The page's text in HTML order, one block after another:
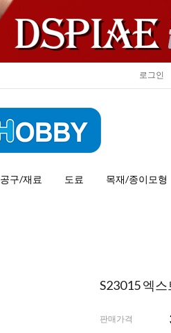
로그인
공구/재료 도료 목재/종이모형
S23015 엑
판매가격